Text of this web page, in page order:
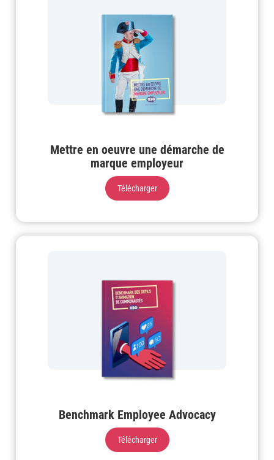
Mettre en oeuvre une démarche de
marque employeur
Télécharger
Benchmark Employee Advocacy
Télécharger